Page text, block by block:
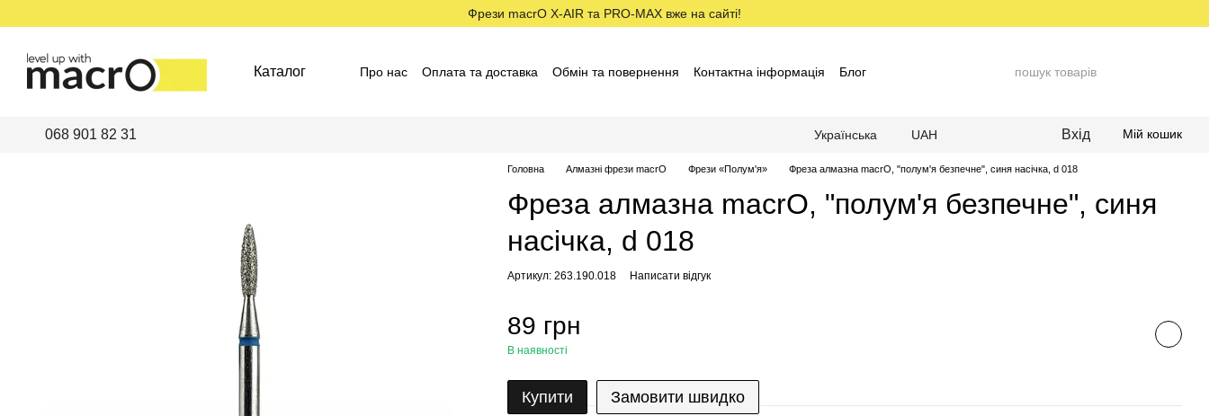
Фрези macrO X-AIR та PRO-MAX вже на сайті!
Каталог Про нас Оплата та доставка Обмін та повернення Контактна інформація
Блог
068 901 82 31 Українська UAH Вхід Мій кошик
Головна Алмазні фрези macrO Фрези «Полум'я» Фреза алмазна macrO, "полум'я безпечне", синя насічка, d 018
Фреза алмазна macrO, "полум'я безпечне", синя
насічка, d 018
Артикул: 263.190.018 Написати відгук
89 грн
В наявності
Купити Замовити швидко